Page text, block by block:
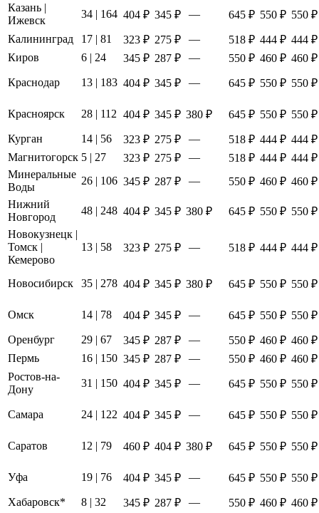
Казань |
Ижевск
34 | 164 404 ₽ 345 ₽ — 645 ₽ 550 ₽ 550 ₽
Калининград
17 | 81 323 ₽ 275 ₽ — 518 ₽ 444 ₽ 444 ₽
Киров
6 | 24 345 ₽ 287 ₽ — 550 ₽ 460 ₽ 460 ₽
Краснодар
13 | 183 404 ₽ 345 ₽ — 645 ₽ 550 ₽ 550 ₽
Красноярск 28 | 112 404 ₽ 345 ₽ 380 ₽ 645 ₽ 550 ₽ 550 ₽
Курган
14 | 56 323 ₽ 275 ₽ — 518 ₽ 444 ₽ 444 ₽
Магнитогорск 5 | 27 323 ₽ 275 ₽ — 518 ₽ 444 ₽ 444 ₽
Минеральные
Воды
26 | 106 345 ₽ 287 ₽ — 550 ₽ 460 ₽ 460 ₽
Нижний
Новгород
48 | 248 404 ₽ 345 ₽ 380 ₽ 645 ₽ 550 ₽ 550 ₽
Новокузнецк |
Томск |
Кемерово
13 | 58 323 ₽ 275 ₽ — 518 ₽ 444 ₽ 444 ₽
Новосибирск 35 | 278 404 ₽ 345 ₽ 380 ₽ 645 ₽ 550 ₽ 550 ₽
Омск 14 | 78 404 ₽ 345 ₽ — 645 ₽ 550 ₽ 550 ₽
Оренбург
29 | 67 345 ₽ 287 ₽ — 550 ₽ 460 ₽ 460 ₽
Пермь
16 | 150 345 ₽ 287 ₽ — 550 ₽ 460 ₽ 460 ₽
Ростов-на-
Дону
31 | 150 404 ₽ 345 ₽ — 645 ₽ 550 ₽ 550 ₽
Самара 24 | 122 404 ₽ 345 ₽ — 645 ₽ 550 ₽ 550 ₽
Саратов 12 | 79 460 ₽ 404 ₽ 380 ₽ 645 ₽ 550 ₽ 550 ₽
Уфа 19 | 76 404 ₽ 345 ₽ — 645 ₽ 550 ₽ 550 ₽
Хабаровск*
8 | 32 345 ₽ 287 ₽ — 550 ₽ 460 ₽ 460 ₽